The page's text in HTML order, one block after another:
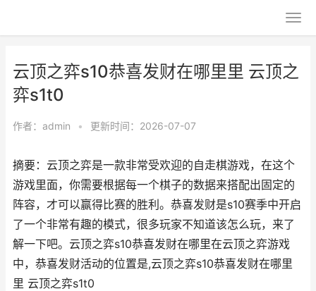
云顶之弈s10恭喜发财在哪里里 云顶之
弈s1t0
作者： admin • 更新时间：2026-07-07
摘要：云顶之弈是一款非常受欢迎的自走棋游戏，在这个
游戏里面，你需要根据每一个棋子的数据来搭配出固定的
阵容，才可以赢得比赛的胜利。恭喜发财是s10赛季中开启
了一个非常有趣的模式，很多玩家不知道该怎么玩，来了
解一下吧。云顶之弈s10恭喜发财在哪里在云顶之弈游戏
中，恭喜发财活动的位置是,云顶之弈s10恭喜发财在哪里
里 云顶之弈s1t0